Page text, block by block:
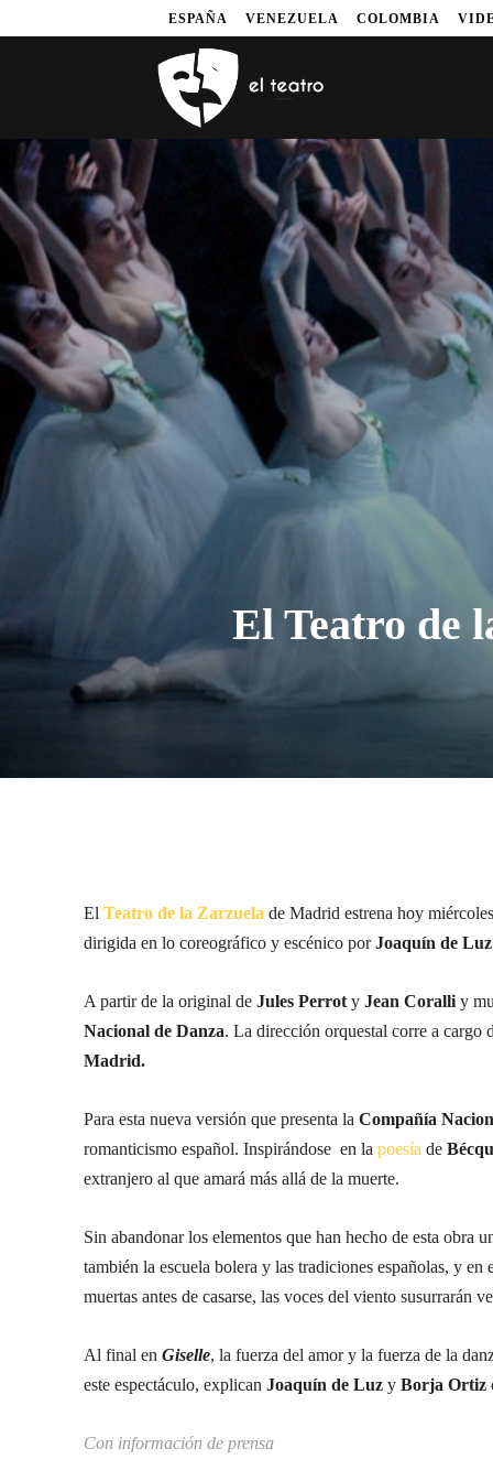
ESPAÑA VENEZUELA COLOMBIA
El Teatro de
El Teatro de la Zarzuela de Madrid estrena hoy
dirigida en lo coreográfico y escénico porJoaquín de Luz
A partir de la original de Jules Perrot y Jean Coralli y
Nacional de Danza. La dirección orquestal corre a cargo
Madrid.
Para esta nueva versión que presenta la Compañía
romanticismo español. Inspirándose en la poesía de
extranjero al que amará más allá de la muerte.
Sin abandonar los elementos que han hecho de esta obra
también la escuela bolera y las tradiciones españolas, y
muertas antes de casarse, las voces del viento susurrarán
Al final en Giselle, la fuerza del amor y la fuerza de la
este espectáculo, explican Joaquín de Luz y Borja Ortiz
Con información de prensa